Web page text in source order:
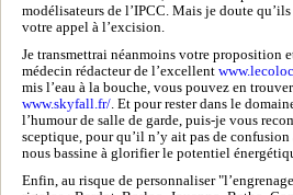
modélisateurs de l’IPCC. Mais je doute
votre appel à l’excision.
Je transmettrai néanmoins votre proposition
médecin rédacteur de l’excellent
mis l’eau à la bouche, vous pouvez en
www.skyfall.fr/ . Et pour rester dans le
l’humour de salle de garde, puis-je vous
sceptique, pour qu’il n’y ait pas de
nous bassine à glorifier le potentiel
Enfin, au risque de personnaliser